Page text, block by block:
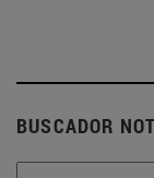
BUSCADOR